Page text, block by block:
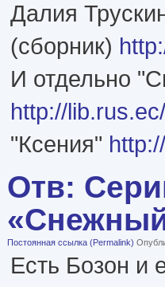
Далия
(сборник)
И отдельно
http://
"Ксения"
Отв:
Постоянная ссылка (Permalink)
Есть Бозон и